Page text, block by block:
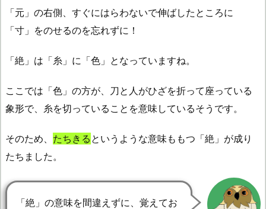
「元」の右側、すぐにはらわないで伸ばしたところに
「寸」をのせるのを忘れずに！
「絶」は「糸」に「色」となっていますね。
ここでは「色」の方が、刀と人がひざを折って座っている
象形で、糸を切っていることを意味しているそうです。
そのため、 たちきる というような意味ももつ「絶」が成り
たちました。
「絶」の意味を間違えずに、覚えてお